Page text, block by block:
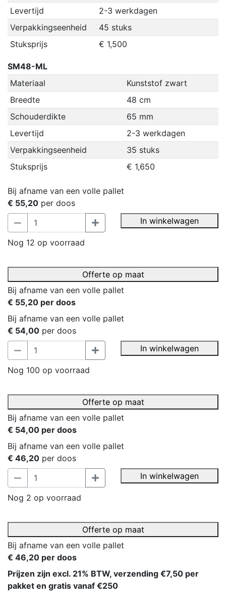
Levertijd
2-3 werkdagen
Verpakkingseenheid
45 stuks
Stuksprijs
€ 1,500
SM48-ML
Materiaal
Kunststof zwart
Breedte
48 cm
Schouderdikte
65 mm
Levertijd
2-3 werkdagen
Verpakkingseenheid
35 stuks
Stuksprijs
€ 1,650
Bij afname van een volle pallet
€ 55,20 per doos
Nog 12 op voorraad
In winkelwagen
Offerte op maat
Bij afname van een volle pallet
€ 55,20 per doos
Bij afname van een volle pallet
€ 54,00 per doos
Nog 100 op voorraad
In winkelwagen
Offerte op maat
Bij afname van een volle pallet
€ 54,00 per doos
Bij afname van een volle pallet
€ 46,20 per doos
Nog 2 op voorraad
In winkelwagen
Offerte op maat
Bij afname van een volle pallet
€ 46,20 per doos
Prijzen zijn excl. 21% BTW, verzending €7,50 per
pakket en gratis vanaf €250